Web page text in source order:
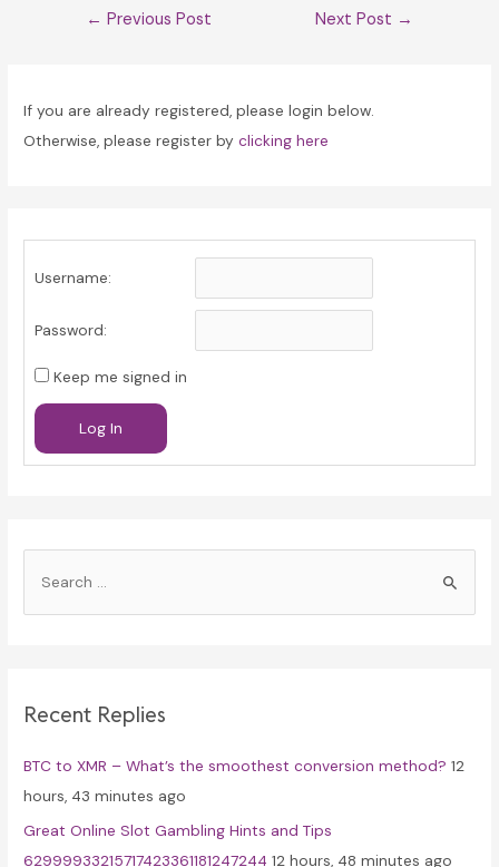
← Previous Post Next Post →
If you are already registered, please login below.
Otherwise, please register byclicking here
Username:
Password:
Keep me signed in
Log In
h
o
r
:
Recent Replies
BTC to XMR – What’s the smoothest conversion method? 12
hours, 43 minutes ago
Great Online Slot Gambling Hints and Tips
62999933215717423361181247244 12 hours, 48 minutes ago